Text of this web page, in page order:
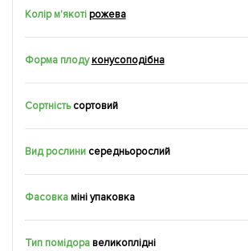
Колір м'якоті рожева
Форма плодуконусоподібна
Сортність сортовий
Вид рослини середньорослий
Фасовкаміні упаковка
Тип помідоравеликоплідні